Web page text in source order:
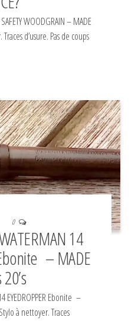
SAFETY WOODGRAIN – MADE
d’usure. Pas de coups
0
14
– MADE
EYEDROPPER Ebonite –
à nettoyer. Traces